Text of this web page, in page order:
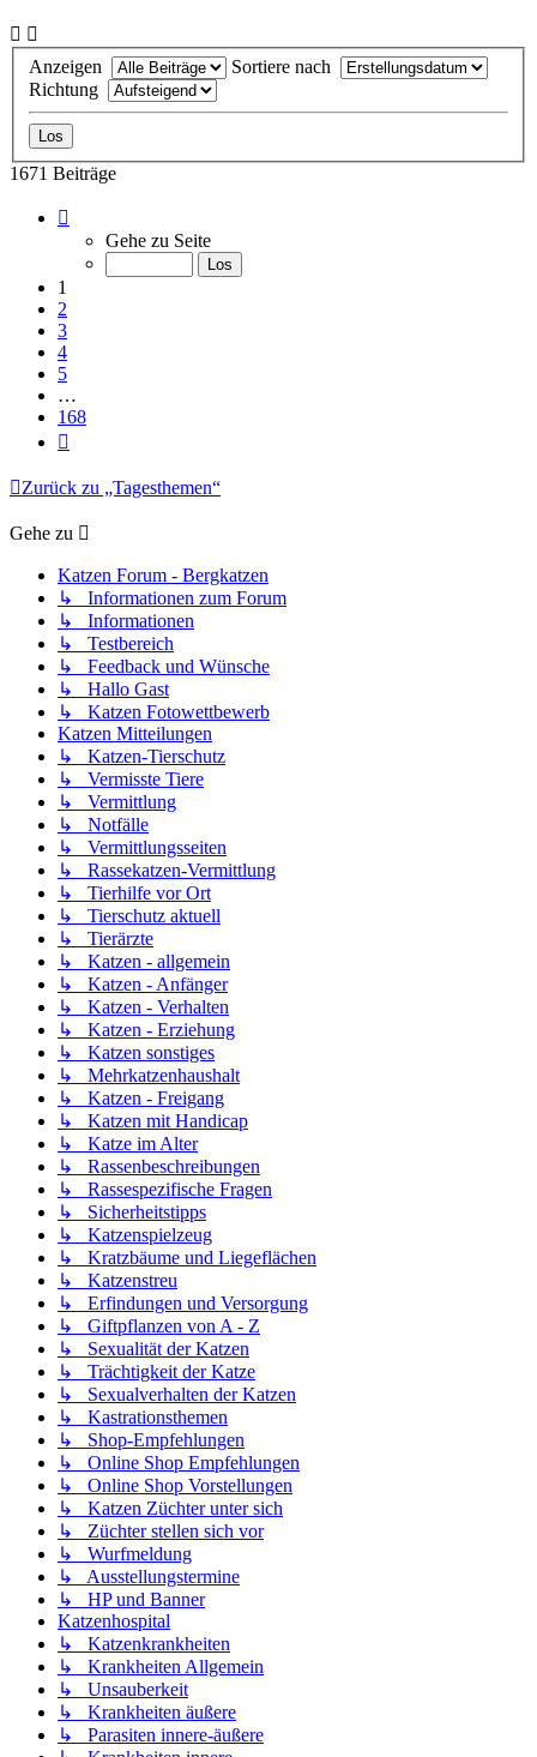
Anzeigen
Sortiere nach
Richtung
1671 Beiträge
von
Gehe zu Seite
1
2
3
4
5
…
168
Zurück zu „Tagesthemen“
Gehe zu
Katzen Forum - Bergkatzen
↳ Informationen zum Forum
↳ Informationen
↳ Testbereich
↳ Feedback und Wünsche
↳ Hallo Gast
↳ Katzen Fotowettbewerb
Katzen Mitteilungen
↳ Katzen-Tierschutz
↳ Vermisste Tiere
↳ Vermittlung
↳ Notfälle
↳ Vermittlungsseiten
↳ Rassekatzen-Vermittlung
↳ Tierhilfe vor Ort
↳ Tierschutz aktuell
↳ Tierärzte
↳ Katzen - allgemein
↳ Katzen - Anfänger
↳ Katzen - Verhalten
↳ Katzen - Erziehung
↳ Katzen sonstiges
↳ Mehrkatzenhaushalt
↳ Katzen - Freigang
↳ Katzen mit Handicap
↳ Katze im Alter
↳ Rassenbeschreibungen
↳ Rassespezifische Fragen
↳ Sicherheitstipps
↳ Katzenspielzeug
↳ Kratzbäume und Liegeflächen
↳ Katzenstreu
↳ Erfindungen und Versorgung
↳ Giftpflanzen von A - Z
↳ Sexualität der Katzen
↳ Trächtigkeit der Katze
↳ Sexualverhalten der Katzen
↳ Kastrationsthemen
↳ Shop-Empfehlungen
↳ Online Shop Empfehlungen
↳ Online Shop Vorstellungen
↳ Katzen Züchter unter sich
↳ Züchter stellen sich vor
↳ Wurfmeldung
↳ Ausstellungstermine
↳ HP und Banner
Katzenhospital
↳ Katzenkrankheiten
↳ Krankheiten Allgemein
↳ Unsauberkeit
↳ Krankheiten äußere
↳ Parasiten innere-äußere